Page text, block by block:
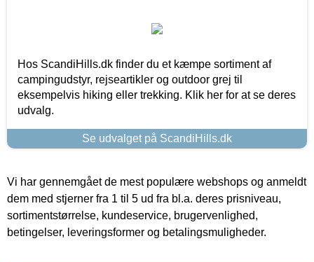
Hos ScandiHills.dk finder du et kæmpe sortiment af
campingudstyr, rejseartikler og outdoor grej til
eksempelvis hiking eller trekking. Klik her for at se deres
udvalg.
Se udvalget på ScandiHills.dk
Vi har gennemgået de mest populære webshops og anmeldt
dem med stjerner fra 1 til 5 ud fra bl.a. deres prisniveau,
sortimentstørrelse, kundeservice, brugervenlighed,
betingelser, leveringsformer og betalingsmuligheder.